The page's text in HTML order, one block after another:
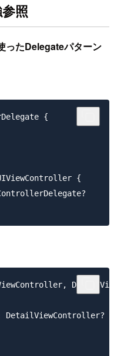
照
ったDelegateパターン
{
{
DetailViewController?